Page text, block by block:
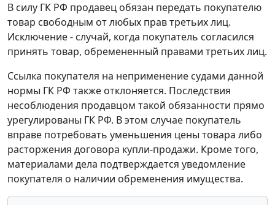
В силу ГК РФ продавец обязан передать покупателю
товар свободным от любых прав третьих лиц.
Исключение - случай, когда покупатель согласился
принять товар, обремененный правами третьих лиц.
Ссылка покупателя на неприменение судами данной
нормы ГК РФ также отклоняется. Последствия
несоблюдения продавцом такой обязанности прямо
урегулированы ГК РФ. В этом случае покупатель
вправе потребовать уменьшения цены товара либо
расторжения договора купли-продажи. Кроме того,
материалами дела подтверждается уведомление
покупателя о наличии обременения имущества.